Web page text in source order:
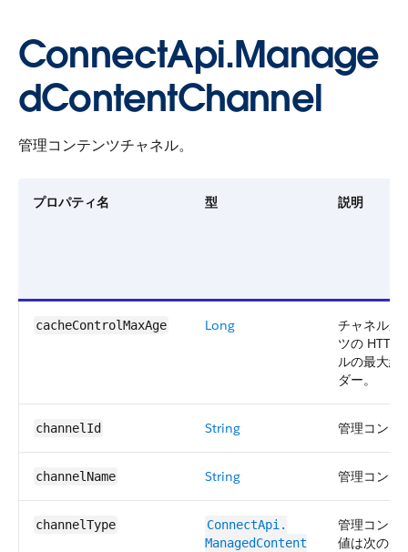
ConnectApi.Manage
dContentChannel
管理コンテンツチャネル。
プロパティ名 型 説明
cacheControlMaxAge Long
チャネルか
ツの HTTP
ルの最大経
ダー。
channelId String 管理コンテ
channelName String 管理コンテ
channelType
ConnectApi.​
ManagedContent​
管理コンテ
値は次のと